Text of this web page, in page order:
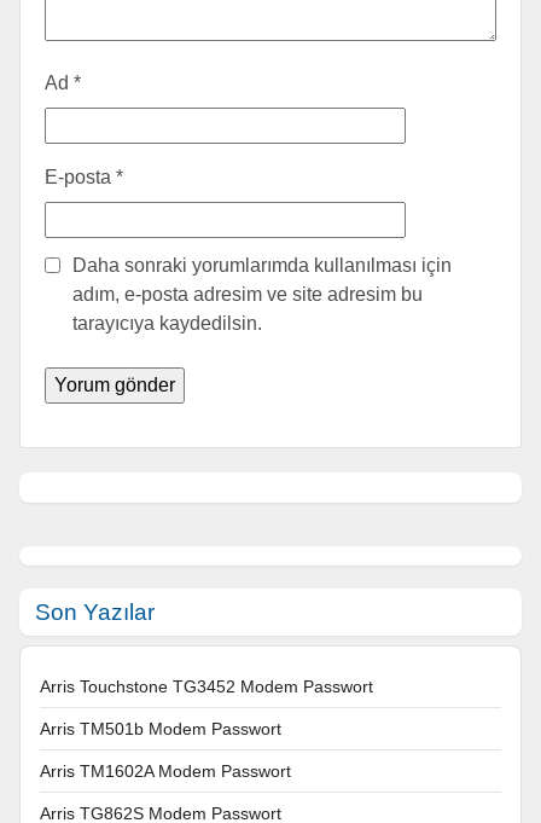
Ad *
E-posta *
Daha sonraki yorumlarımda kullanılması için
adım, e-posta adresim ve site adresim bu
tarayıcıya kaydedilsin.
Son Yazılar
Arris Touchstone TG3452 Modem Passwort
Arris TM501b Modem Passwort
Arris TM1602A Modem Passwort
Arris TG862S Modem Passwort